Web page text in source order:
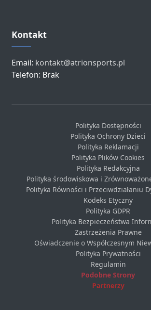
Kontakt
Email: kontakt@atrionsports.pl
Telefon: Brak
Polityka Dostępności
Polityka Ochrony Dzieci
Polityka Reklamacji
Polityka Plików Cookies
Polityka Redakcyjna
Polityka środowiskowa i
Polityka Równości i Przeciwdziałaniu
Kodeks Etyczny
Polityka GDPR
Polityka Bezpieczeństwa
Zastrzeżenia Prawne
Oświadczenie o Współczesnym
Polityka Prywatności
Regulamin
Podobne Strony
Partnerzy